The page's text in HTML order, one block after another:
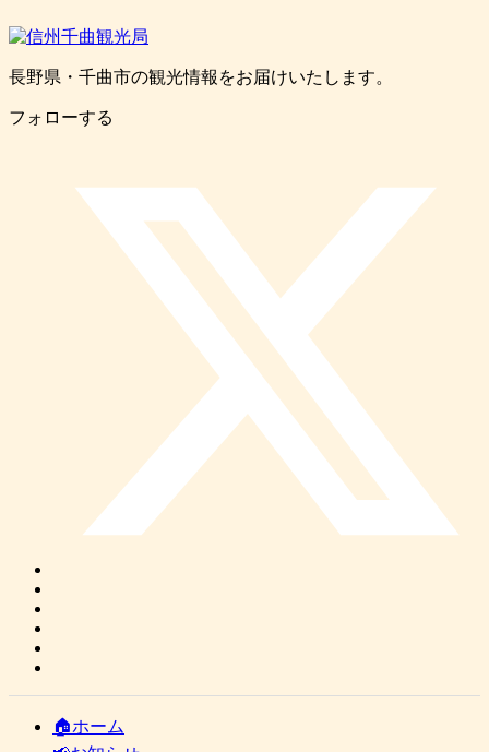
長野県・千曲市の観光情報をお届けいたします。
フォローする
🏠ホーム